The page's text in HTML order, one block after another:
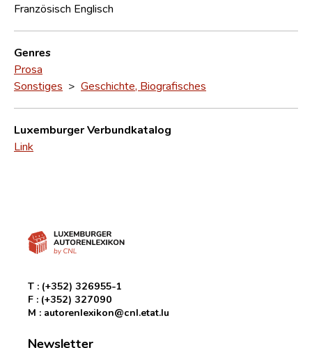
Französisch Englisch
Genres
Prosa
Sonstiges > Geschichte, Biografisches
Luxemburger Verbundkatalog
Link
T : (+352) 326955-1
F : (+352) 327090
M : autorenlexikon@cnl.etat.lu
Newsletter